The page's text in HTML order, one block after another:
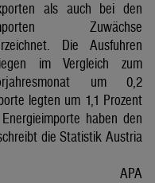
als auch bei den
Zuwächse
Die Ausfuhren
im Vergleich zum
um 0,2
legten um 1,1 Prozent
haben den
die Statistik Austria
APA